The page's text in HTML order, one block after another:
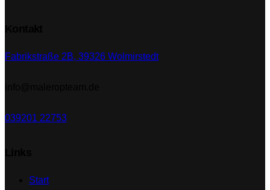
Fabrikstraße 2B, 39326 Wolmirstedt
039201 22753
Start